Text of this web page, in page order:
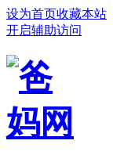
设为首页收藏本站
开启辅助访问